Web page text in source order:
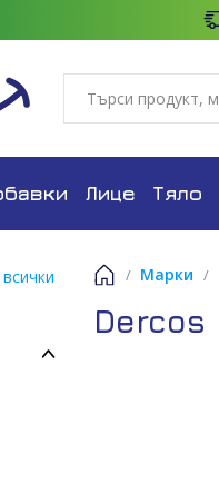
Лице Тяло
Марки
Dercos